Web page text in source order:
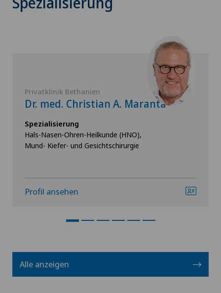
Privatklinik Bethanien
Dr. med. Christian A. Maranta
Spezialisierung
Hals-Nasen-Ohren-Heilkunde (HNO),
Mund- Kiefer- und Gesichtschirurgie
Profil ansehen
Alle anzeigen